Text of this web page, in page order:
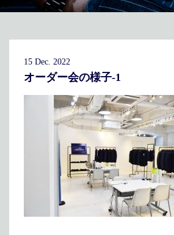
ふるさと納税取扱方法
リボーン インタ
スタッ
採用情報
新卒採用 店舗概要
アクセス
代表メッセージ
JP EN
15 Dec. 2022
オーダー会の様子-1